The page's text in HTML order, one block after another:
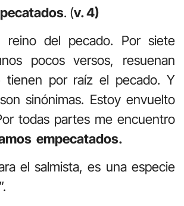
. (v. 4)
reino del pecado. Por siete
pocos versos, resuenan
tienen por raíz el pecado. Y
sinónimas. Estoy envuelto
todas partes me encuentro
empecatados.
el salmista, es una especie